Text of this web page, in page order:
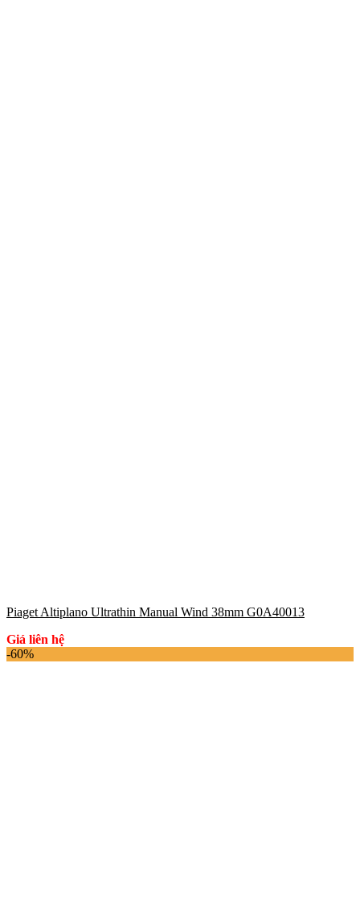
Piaget Altiplano Ultrathin Manual Wind 38mm G0A40013
Giá liên hệ
-60%